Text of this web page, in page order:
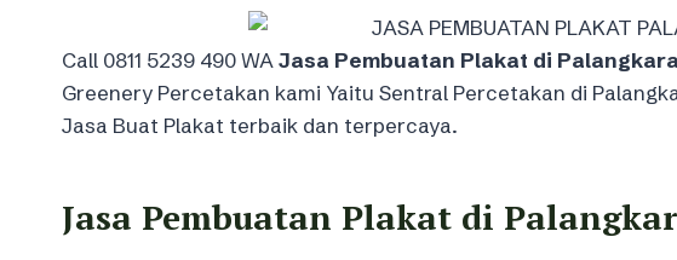
Call 0811 5239 490 WA Jasa Pembuatan Plakat di
Greenery Percetakan kami Yaitu Sentral Percetakan di
Jasa Buat Plakat terbaik dan terpercaya.
Jasa Pembuatan Plakat di